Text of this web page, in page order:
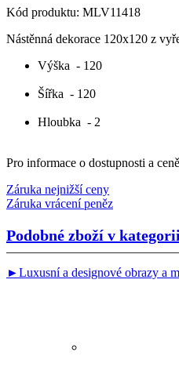
Kód produktu: MLV11418
Nástěnná dekorace 120x120 z
Výška - 120
Šířka - 120
Hloubka - 2
Pro informace o dostupnosti a
Záruka nejnižší ceny
Záruka vrácení peněz
Podobné zboží v kategorii
►Luxusní a designové obrazy a